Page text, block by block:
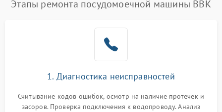
Этапы ремонта посудомоечной машины BBK
1. Диагностика неисправностей
Считывание кодов ошибок, осмотр на наличие протечек и
засоров. Проверка подключения к водопроводу. Анализ